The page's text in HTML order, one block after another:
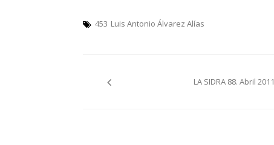
453 Luis Antonio Álvarez Alías
pelos
LA SIDRA 88. Abril 2011